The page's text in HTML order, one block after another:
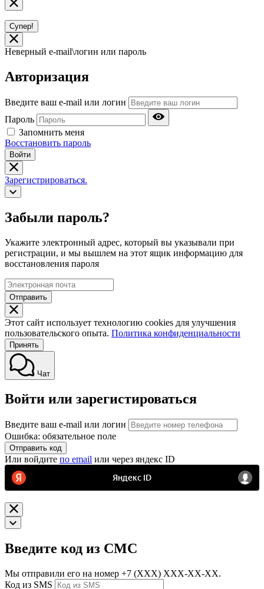
Супер!
Неверный e-mail\логин или пароль
Авторизация
Введите ваш e-mail или логин
Пароль
Запомнить меня
Восстановить пароль
Войти
Зарегистрироваться.
Забыли пароль?
Укажите электронный адрес, который вы указывали при
регистрации, и мы вышлем на этот ящик информацию для
восстановления пароля
Отправить
Этот сайт использует технологию cookies для улучшения
пользовательского опыта. Политика конфиденциальности
Принять
Чат
Войти или зарегистироваться
Введите ваш e-mail или логин
Ошибка: обязательное поле
Отправить код
Или войдите по email или через яндекс ID
Введите код из СМС
Мы отправили его на номер +7 (ХХХ) ХХХ-ХХ-ХХ.
Код из SMS